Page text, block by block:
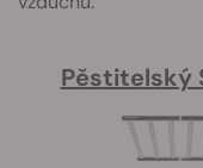
Pěstitelský